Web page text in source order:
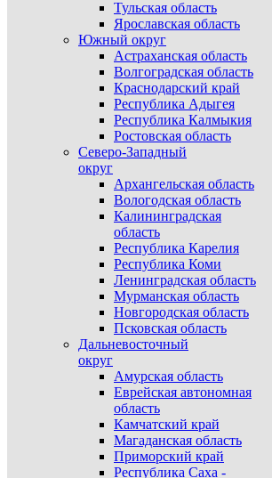
Тульская область
Ярославская область
Южный округ
Астраханская область
Волгоградская область
Краснодарский край
Республика Адыгея
Республика Калмыкия
Ростовская область
Северо-Западный
округ
Архангельская область
Вологодская область
Калининградская
область
Республика Карелия
Республика Коми
Ленинградская область
Мурманская область
Новгородская область
Псковская область
Дальневосточный
округ
Амурская область
Еврейская автономная
область
Камчатский край
Магаданская область
Приморский край
Республика Саха -